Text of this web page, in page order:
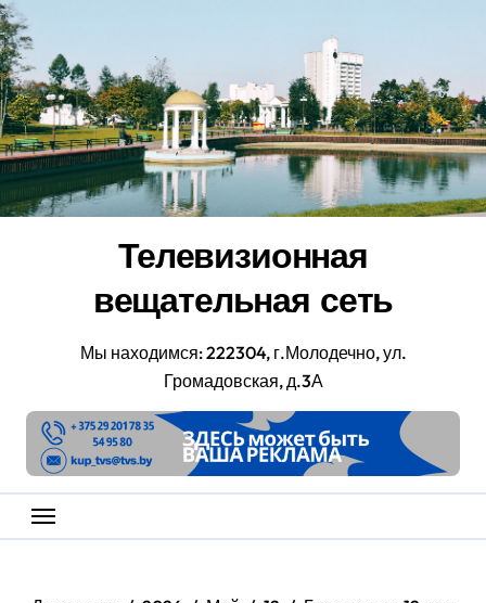
Перейти
к
содержанию
Телевизионная
вещательная сеть
Мы находимся: 222304, г.Молодечно, ул.
Громадовская, д.3А